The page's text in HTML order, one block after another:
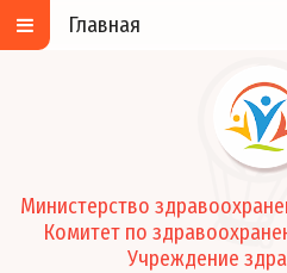
Министерство
Комитет по
Учреждение
Главная